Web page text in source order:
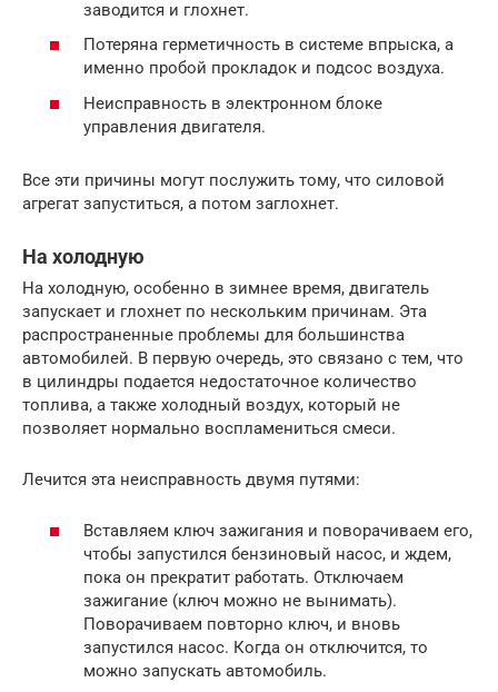
заводится и глохнет.
Потеряна герметичность в системе впрыска, а
именно пробой прокладок и подсос воздуха.
Неисправность в электронном блоке
управления двигателя.
Все эти причины могут послужить тому, что силовой
агрегат запуститься, а потом заглохнет.
На холодную
На холодную, особенно в зимнее время, двигатель
запускает и глохнет по нескольким причинам. Эта
распространенные проблемы для большинства
автомобилей. В первую очередь, это связано с тем, что
в цилиндры подается недостаточное количество
топлива, а также холодный воздух, который не
позволяет нормально воспламениться смеси.
Лечится эта неисправность двумя путями:
Вставляем ключ зажигания и поворачиваем его,
чтобы запустился бензиновый насос, и ждем,
пока он прекратит работать. Отключаем
зажигание (ключ можно не вынимать).
Поворачиваем повторно ключ, и вновь
запустился насос. Когда он отключится, то
можно запускать автомобиль.